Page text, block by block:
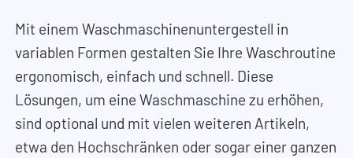
Mit einem Waschmaschinenuntergestell in
variablen Formen gestalten Sie Ihre Waschroutine
ergonomisch, einfach und schnell. Diese
Lösungen, um eine Waschmaschine zu erhöhen,
sind optional und mit vielen weiteren Artikeln,
etwa den Hochschränken oder sogar einer ganzen